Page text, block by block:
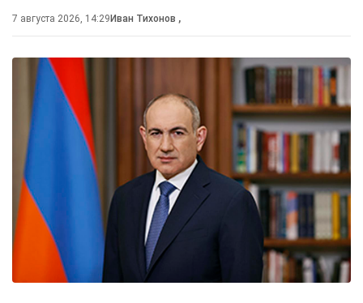
7 августа 2026, 14:29Иван Тихонов ,